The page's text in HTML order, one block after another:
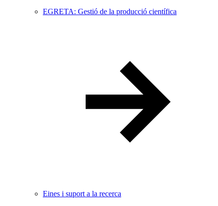
EGRETA: Gestió de la producció científica
Eines i suport a la recerca